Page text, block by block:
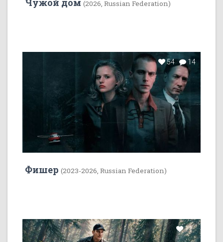
Чужой дом (2026, Russian Federation)
54 14
Фишер (2023-2026, Russian Federation)
11